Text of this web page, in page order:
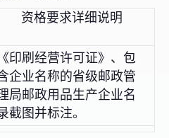
资格要求详细说明
《印刷经营许可证》、包
企业名称的省级邮政管
局邮政用品生产企业名
截图并标注。